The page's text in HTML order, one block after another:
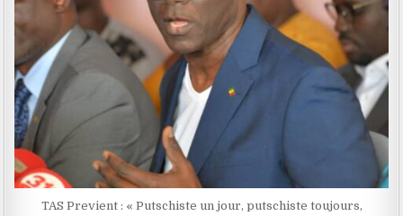
TAS Previent : « Putschiste un jour, putschiste toujours,